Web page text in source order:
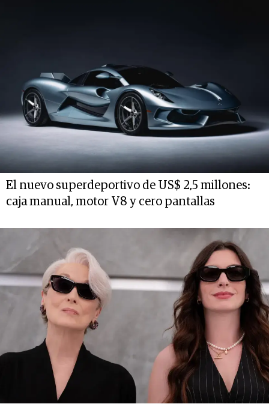
El nuevo superdeportivo de US$ 2,5 millones:
caja manual, motor V8 y cero pantallas